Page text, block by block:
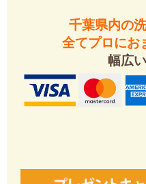
千葉県内の
全てプロにお
幅広